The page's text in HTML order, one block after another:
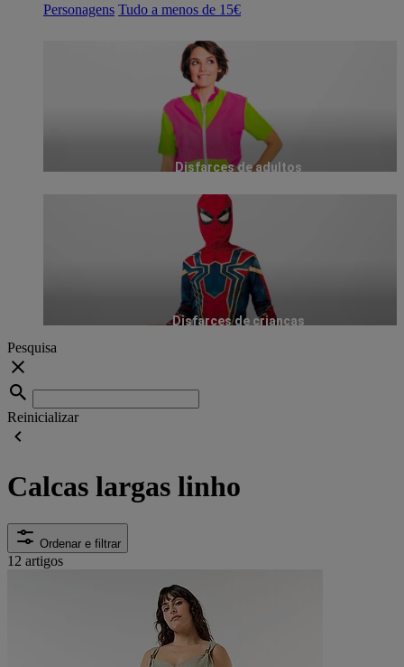
Personagens Tudo a menos de 15€
Disfarces de adultos
Disfarces de crianças
Pesquisa
Reinicializar
Calcas largas linho
Ordenar e filtrar
12 artigos